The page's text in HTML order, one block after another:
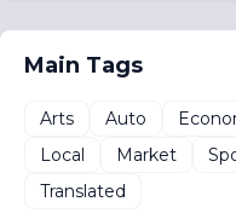
Main Tags
Arts Auto
Local
Market
Translated